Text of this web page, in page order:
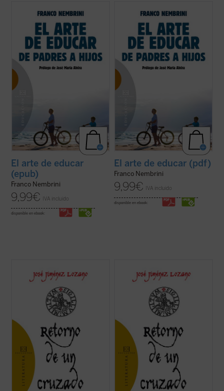
vocación de la vida humana. Ha dialogado
constantemente sobre la experiencia
educativa con padres, profesores,
educadores de instituciones de distinto
género, incluidos médicos y funcionarios
públicos.El ...(ver ficha)
El arte de educar
(epub)
Franco Nembrini
9,99€ IVA incluido
disponible en ebook:
vocación de la vida humana. Ha dialogado
constantemente sobre la experiencia
educativa con padres, profesores,
educadores de instituciones de distinto
género, incluidos médicos y funcionarios
públicos.El ...(ver ficha)
El arte de educar (pdf)
Franco Nembrini
9,99€ IVA incluido
disponible en ebook:
Y nos contestó que era algo así, pero que
se llamaba el Ángel de la Historia, y un día
le había visto él sentado y llorando,
tapándose la cara con las manos, y aunque
(ver ficha)
Y nos contestó que era algo así, pero que
se llamaba el Ángel de la Historia, y un día
le había visto él sentado y llorando,
tapándose la cara con las manos, y aunque
(ver ficha)